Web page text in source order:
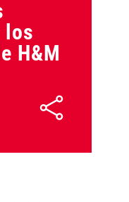
los
H&M